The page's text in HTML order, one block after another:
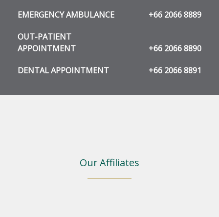
EMERGENCY AMBULANCE +66 2066 8889
OUT-PATIENT
APPOINTMENT
+66 2066 8890
DENTAL APPOINTMENT +66 2066 8891
Our Affiliates